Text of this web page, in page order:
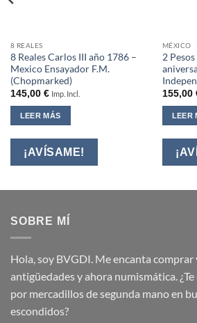
8 REALES
8 Reales Carlos III año 1786 –
Mexico Ensayador F.M.
(Chopmarked)
145,00 € Imp. Incl.
LEER MÁS
¡AVÍSAME!
MÉXICO
2
155,00
LEER
SOBRE MÍ
Hola, soy BVGDI. Me encanta comprar
antigüedades y ahora numismática.
por mercadillos de segunda mano en
escondidos?